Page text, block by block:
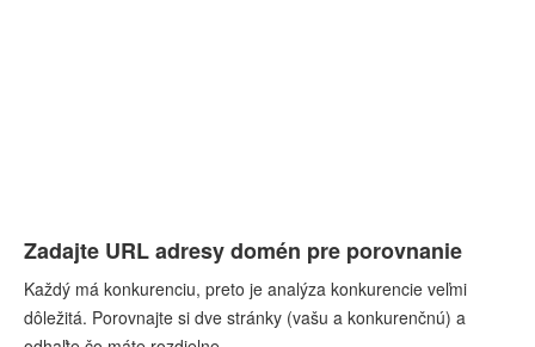
Zadajte URL adresy domén pre porovnanie
Každý má konkurenciu, preto je analýza konkurencie veľmi
dôležitá. Porovnajte si dve stránky (vašu a konkurenčnú) a